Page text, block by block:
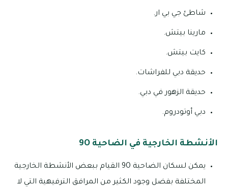
شاطئ جي بي ار.
مارينا بيتش.
كايت بيتش.
حديقة دبي للفراشات.
حديقة الزهور في دبي.
دبي أوتودروم.
الأنشطة الخارجية في الضاحية 9O
يمكن لسكان الضاحية 9O القيام ببعض الأنشطة الخارجية
المختلفة بفضل وجود الكثير من المرافق الترفيهية التي لا